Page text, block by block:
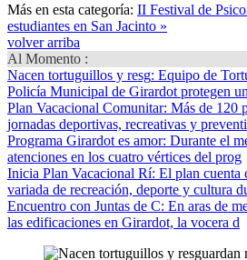
Más en esta categoría: II Festival de
estudiantes en San Jacinto »
volver arriba
Al Momento :
Nacen tortuguillos y resg: Equipo de
Policía Municipal de Girardot protegen
Plan Vacacional Comunitar: Más de 120
jornadas deportivas, recreativas y
Programa Girardot es amor: Durante el
atenciones en los cuatro vértices del prog
Inicia Plan Vacacional Rí: El plan cuenta
variada de recreación, deporte y cultura
Encuentro con Juntas de C: En aras de
las edificaciones en Girardot, la vocera d